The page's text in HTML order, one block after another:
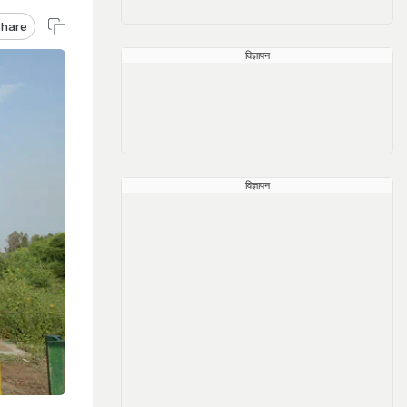
विज्ञापन
विज्ञापन